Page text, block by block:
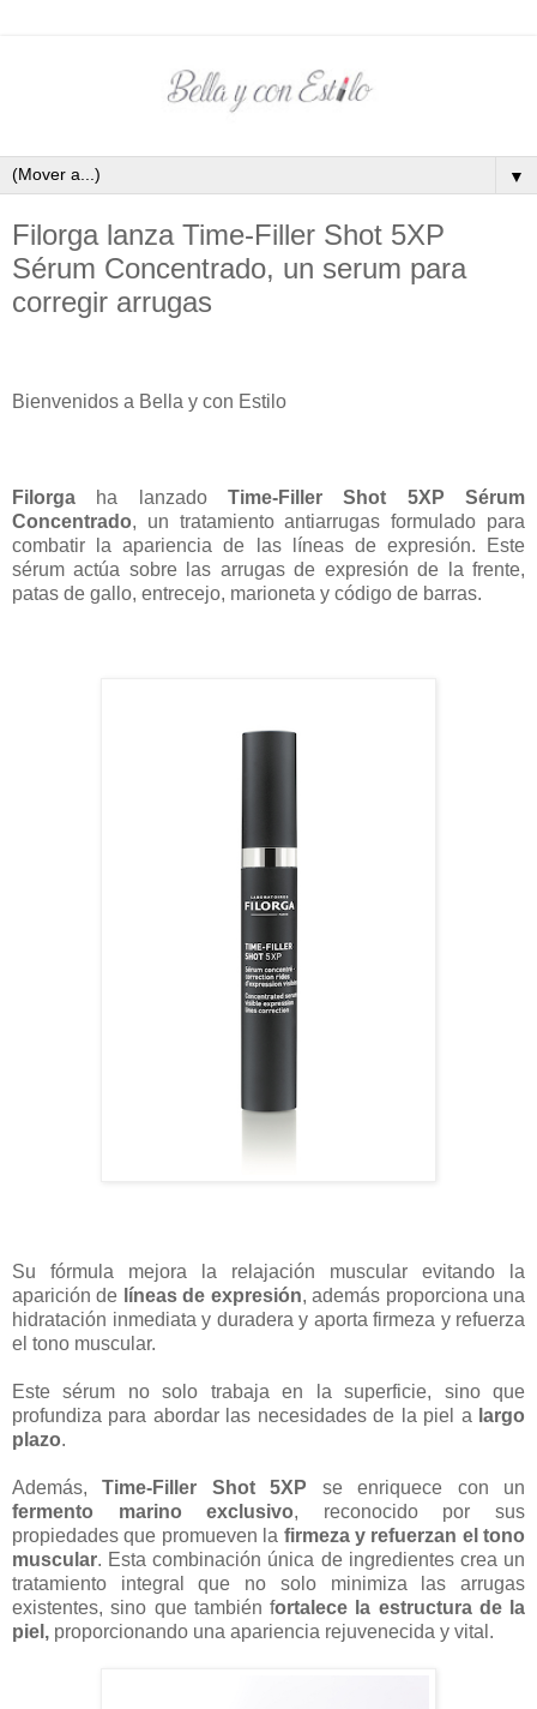
▼
Filorga lanza Time-Filler Shot 5XP
Sérum Concentrado, un serum para
corregir arrugas
Bienvenidos a Bella y con Estilo
Filorga ha lanzado Time-Filler Shot 5XP Sérum
Concentrado, un tratamiento antiarrugas formulado para
combatir la apariencia de las líneas de expresión. Este
sérum actúa sobre las arrugas de expresión de la frente,
patas de gallo, entrecejo, marioneta y código de barras.
Su fórmula mejora la relajación muscular evitando la
aparición de líneas de expresión, además proporciona una
hidratación inmediata y duradera y aporta firmeza y refuerza
el tono muscular.
Este sérum no solo trabaja en la superficie, sino que
profundiza para abordar las necesidades de la piel a largo
plazo.
Además, Time-Filler Shot 5XP se enriquece con un
fermento marino exclusivo, reconocido por sus
propiedades que promueven la firmeza y refuerzan el tono
muscular. Esta combinación única de ingredientes crea un
tratamiento integral que no solo minimiza las arrugas
existentes, sino que también fortalece la estructura de la
piel, proporcionando una apariencia rejuvenecida y vital.